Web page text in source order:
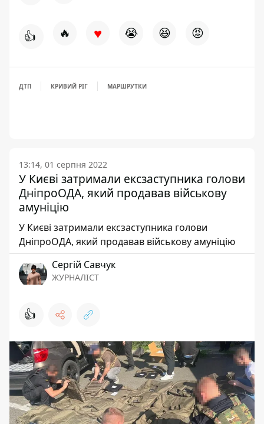
👍 🔥 ♥ 😭 😆 😡
ДТП КРИВИЙ РІГ МАРШРУТКИ
13:14, 01 серпня 2022
У Києві затримали ексзаступника голови
ДніпроОДА, який продавав військову
амуніцію
У Києві затримали ексзаступника голови
ДніпроОДА, який продавав військову амуніцію
Сергій Савчук
ЖУРНАЛІСТ
👍